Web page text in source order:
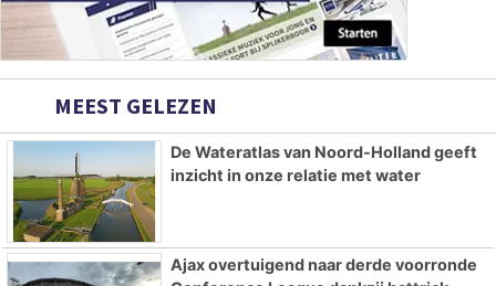
MEEST GELEZEN
De Wateratlas van Noord-Holland geeft
inzicht in onze relatie met water
Ajax overtuigend naar derde voorronde